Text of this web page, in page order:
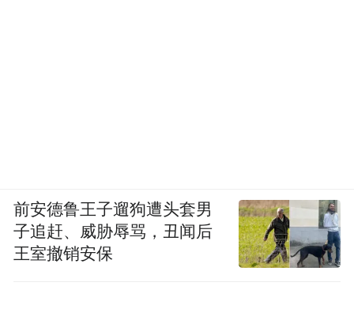
前安德鲁王子遛狗遭头套男
子追赶、威胁辱骂，丑闻后
王室撤销安保